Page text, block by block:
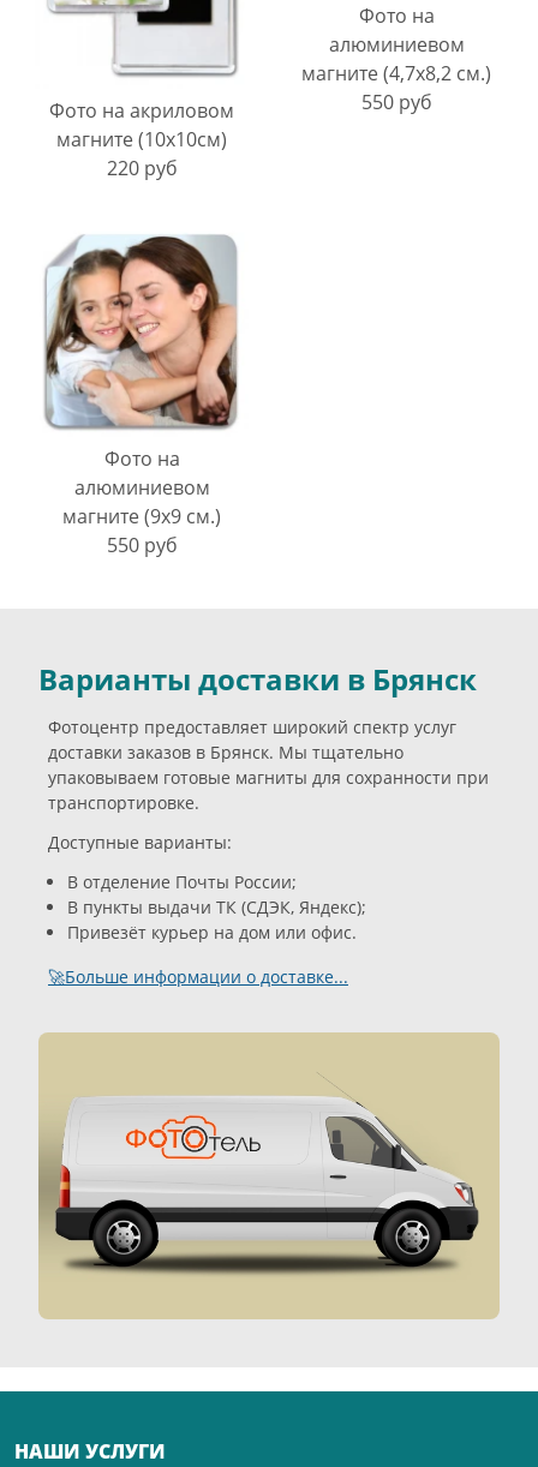
Фото на акриловом
магните (10х10см)
220 руб
Фото на
алюминиевом
магните (4,7х8,2 см.)
550 руб
Фото на
алюминиевом
магните (9х9 см.)
550 руб
Варианты доставки в Брянск
Фотоцентр предоставляет широкий спектр услуг
доставки заказов в Брянск. Мы тщательно
упаковываем готовые магниты для сохранности при
транспортировке.
Доступные варианты:
В отделение Почты России;
В пункты выдачи ТК (СДЭК, Яндекс);
Привезёт курьер на дом или офис.
🚀Больше информации о доставке...
НАШИ УСЛУГИ